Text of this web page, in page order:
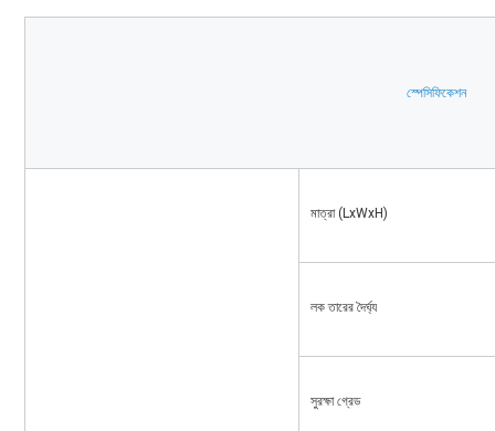
স্পেসিফিকেশন
মাত্রা (LxWxH)
লক তারের দৈর্ঘ্য
সুরক্ষা গ্রেড